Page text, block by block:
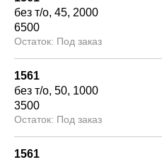
без т/о 45 2000
6500
Под заказ
1561
без т/о 50 1000
3500
Под заказ
1561